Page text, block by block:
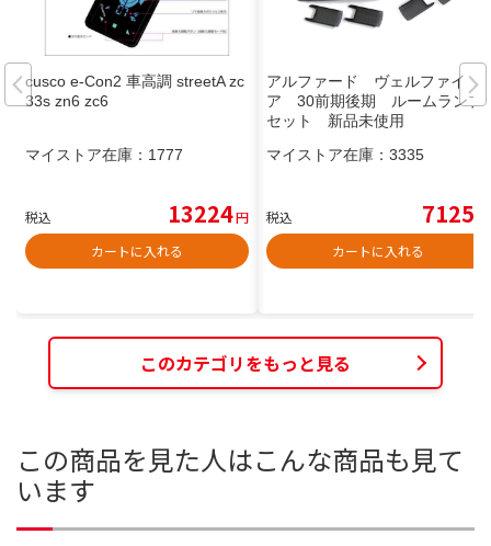
cusco e-Con2 車高調 streetA zc
33s zn6 zc6
マイストア在庫： 1777
税込 13224円
カートに入れる
アルファード ヴェルファイ
ア 30前期後期 ルームランプ
セット 新品未使用
マイストア在庫： 3335
税込 7125
カートに入れる
このカテゴリをもっと見る
この商品を見た人はこんな商品も見て
います